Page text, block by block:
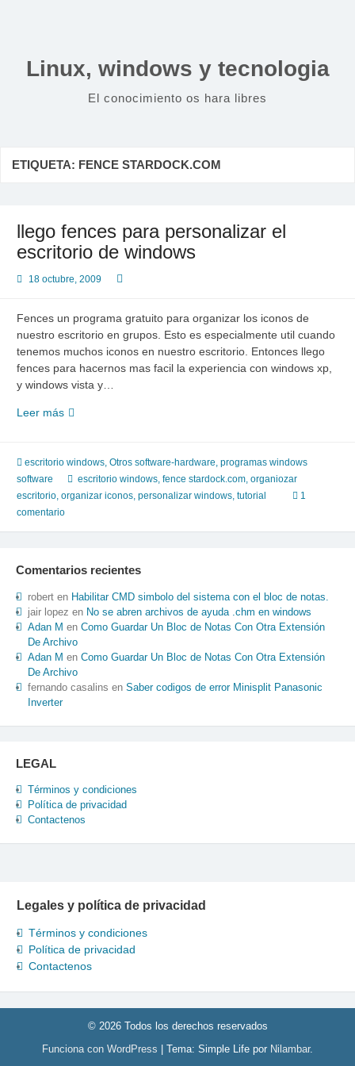
Linux, windows y tecnologia
El conocimiento os hara libres
ETIQUETA: FENCE STARDOCK.COM
llego fences para personalizar el
escritorio de windows
18 octubre, 2009
Fences un programa gratuito para organizar los iconos de
nuestro escritorio en grupos. Esto es especialmente util cuando
tenemos muchos iconos en nuestro escritorio. Entonces llego
fences para hacernos mas facil la experiencia con windows xp,
y windows vista y…
Leer másllego
personalizar
el
escritorio
de
windows
escritorio windows, Otros software-hardware, programas windows
software
escritorio windows, fence stardock.com, organiozar
escritorio, organizar iconos, personalizar windows, tutorial
1
comentario
Comentarios recientes
roberten Habilitar CMD simbolo del sistema con el bloc de notas.
jair lopez en No se abren archivos de ayuda .chm en windows
Adan M en Como Guardar Un Bloc de Notas Con Otra Extensión
De Archivo
Adan M en Como Guardar Un Bloc de Notas Con Otra Extensión
De Archivo
fernando casalins en Saber codigos de error Minisplit Panasonic
Inverter
LEGAL
Términos y condiciones
Política de privacidad
Contactenos
Legales y política de privacidad
Términos y condiciones
Política de privacidad
Contactenos
© 2026 Todos los derechos reservados
Funciona con WordPress
Tema: Simple Life por Nilambar.